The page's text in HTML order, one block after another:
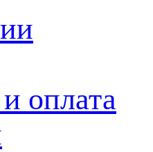
оплата